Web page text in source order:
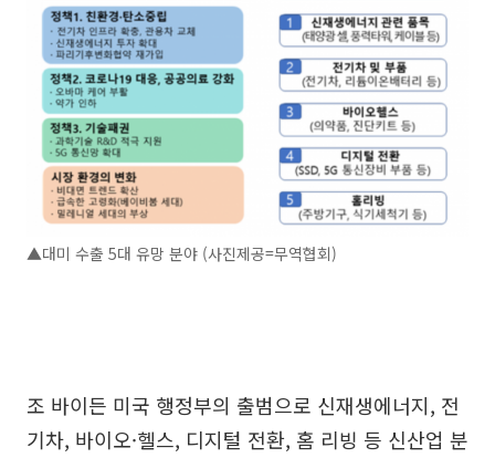
▲대미 수출 5대 유망 분야 (사진제공=무역협회)
조 바이든 미국 행정부의 출범으로 신재생에너지, 전
기차, 바이오·헬스, 디지털 전환, 홈 리빙 등 신산업 분